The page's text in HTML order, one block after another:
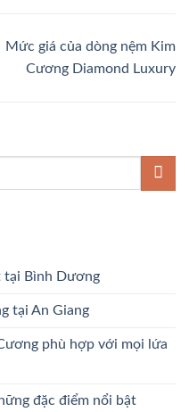
Mức giá của dòng nệm Kim
Cương Diamond Luxury
tại Bình Dương
tại An Giang
phù hợp với mọi lứa
đặc điểm nổi bật